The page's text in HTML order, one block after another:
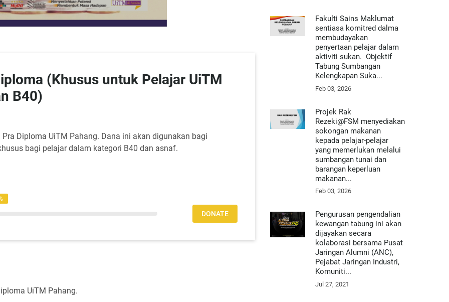
UiTM
B40)
Diploma UiTM Pahang. Dana ini akan digunakan bagi
bagi pelajar dalam kategori B40 dan asnaf.
DONATE
UiTM Pahang.
Fakulti Sains Maklumat
sentiasa komitred dalma
membudayakan
penyertaan pelajar dalam
aktiviti sukan. Objektif
Tabung Sumbangan
Kelengkapan Suka...
Feb 03, 2026
Projek Rak
Rezeki@FSM menyediakan
sokongan makanan
kepada pelajar-pelajar
yang memerlukan melalui
sumbangan tunai dan
barangan keperluan
makanan...
Feb 03, 2026
Pengurusan pengendalian
kewangan tabung ini akan
dijayakan secara
kolaborasi bersama Pusat
Jaringan Alumni (ANC),
Pejabat Jaringan Industri,
Komuniti...
Jul 27, 2021